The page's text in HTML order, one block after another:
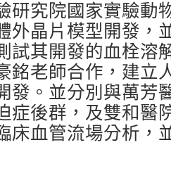
研究院國家實驗動
外晶片模型開發，
試其開發的血栓溶
銘老師合作，建立
發。並分別與萬芳
症後群，及雙和醫
床血管流場分析，